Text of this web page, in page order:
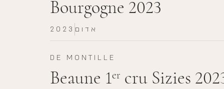
Bourgogne 2023
2023 אדום
DE MONTILLE
Beaune 1er cru Sizies